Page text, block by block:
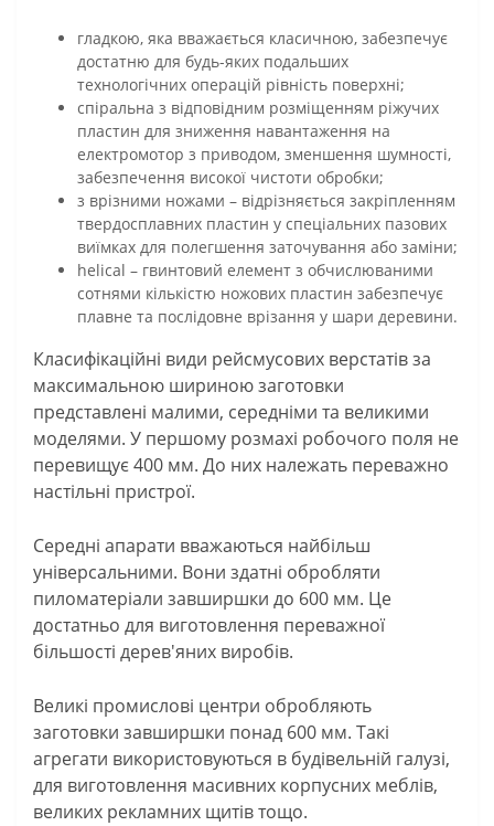
гладкою, яка вважається класичною, забезпечує
достатню для будь-яких подальших
технологічних операцій рівність поверхні;
спіральна з відповідним розміщенням ріжучих
пластин для зниження навантаження на
електромотор з приводом, зменшення шумності,
забезпечення високої чистоти обробки;
з врізними ножами – відрізняється закріпленням
твердосплавних пластин у спеціальних пазових
виїмках для полегшення заточування або заміни;
helical – гвинтовий елемент з обчислюваними
сотнями кількістю ножових пластин забезпечує
плавне та послідовне врізання у шари деревини.
Класифікаційні види рейсмусових верстатів за
максимальною шириною заготовки
представлені малими, середніми та великими
моделями. У першому розмахі робочого поля не
перевищує 400 мм. До них належать переважно
настільні пристрої.
Середні апарати вважаються найбільш
універсальними. Вони здатні обробляти
пиломатеріали завширшки до 600 мм. Це
достатньо для виготовлення переважної
більшості дерев'яних виробів.
Великі промислові центри обробляють
заготовки завширшки понад 600 мм. Такі
агрегати використовуються в будівельній галузі,
для виготовлення масивних корпусних меблів,
великих рекламних щитів тощо.